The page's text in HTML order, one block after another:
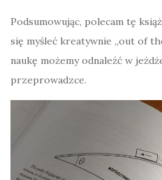
Podsumowując, polecam tę
się myśleć kreatywnie „out of
naukę możemy odnaleźć w
przeprowadzce.